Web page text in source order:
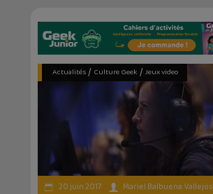
Actualités/ Culture Geek / Jeux video
20 juin 2017 Mariel Balbuena Vallejos